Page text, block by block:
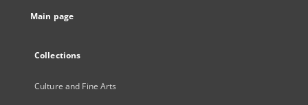
Main page
Collections
Culture and Fine Arts